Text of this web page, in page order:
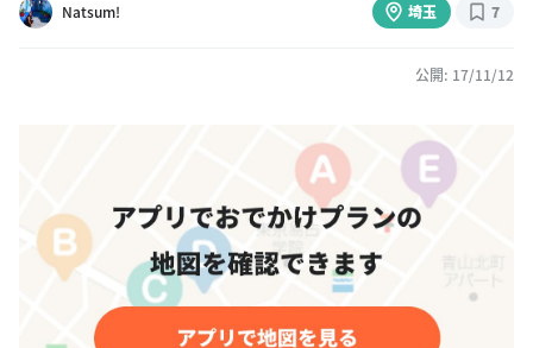
Natsum!
埼玉 7
公開: 17/11/12